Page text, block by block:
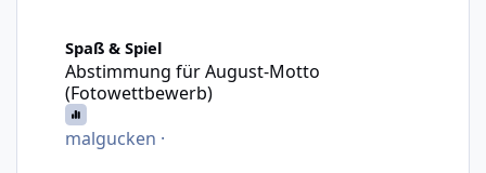
Spaß & Spiel
Abstimmung für August-Motto
(Fotowettbewerb)
malgucken ·